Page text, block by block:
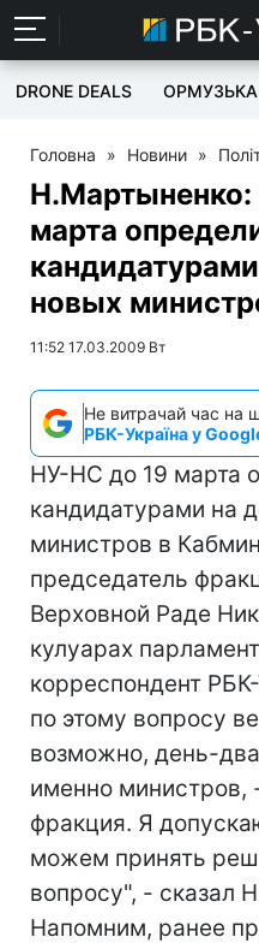
DRONE DEALS
Головна » Новини »
марта
новых
11:52 17.03.2009 Вт
Не витрачай час на
РБК-Україна у
НУ-НС до 19 марта
кандидатурами на
министров в
председатель
Верховной Раде
кулуарах
корреспондент
по этому вопросу
возможно, день-
именно министров,
фракция. Я
можем принять
вопросу", - сказал
Напомним, ранее